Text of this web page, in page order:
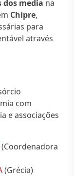
media na
Chipre,
para
através
com
e associações
(Coordenadora
(Grécia)